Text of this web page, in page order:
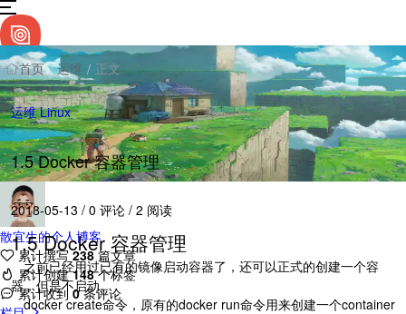
散宜生的个人博客
累计撰写238篇文章
累计创建148个标签
累计收到0条评论
首页 / 运维 / 正文
运维 Linux
1.5 Docker 容器管理
2018-05-13 / 0 评论 / 2 阅读
1.5 Docker 容器管理
​ 之前已经用过已有的镜像启动容器了，还可以正式的创建一个容
器，但是不启动。
​ docker create命令，原有的docker run命令用来创建一个container